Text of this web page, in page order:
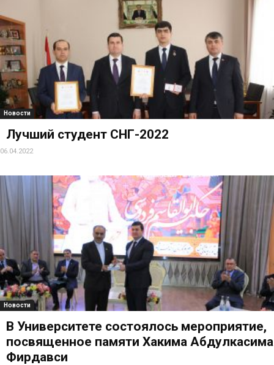
Новости
Лучший студент СНГ-2022
06.04.2022
Новости
В Университете состоялось мероприятие,
посвященное памяти Хакима Абдулкасима
Фирдавси